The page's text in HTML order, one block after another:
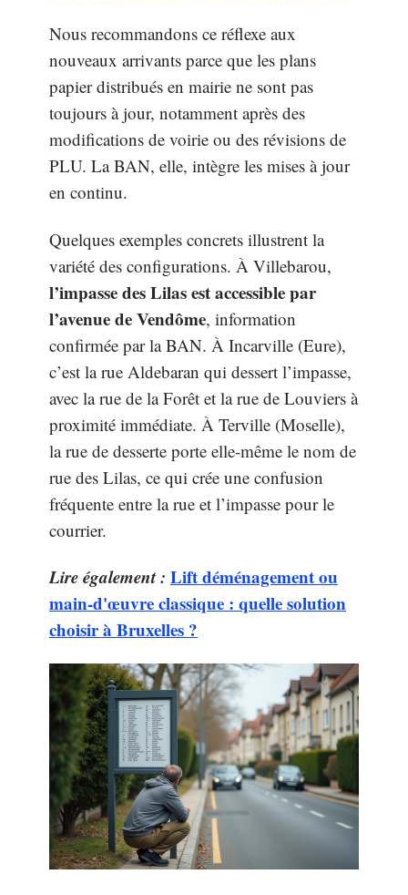
Nous recommandons ce réflexe aux
nouveaux arrivants parce que les plans
papier distribués en mairie ne sont pas
toujours à jour, notamment après des
modifications de voirie ou des révisions de
PLU. La BAN, elle, intègre les mises à jour
en continu.
Quelques exemples concrets illustrent la
variété des configurations. À Villebarou,
l’impasse des Lilas est accessible par
l’avenue de Vendôme, information
confirmée par la BAN. À Incarville (Eure),
c’est la rue Aldebaran qui dessert l’impasse,
avec la rue de la Forêt et la rue de Louviers à
proximité immédiate. À Terville (Moselle),
la rue de desserte porte elle-même le nom de
rue des Lilas, ce qui crée une confusion
fréquente entre la rue et l’impasse pour le
courrier.
Lire également : Lift déménagement ou
main-d'œuvre classique : quelle solution
choisir à Bruxelles ?